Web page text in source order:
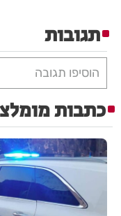
תגובות
הוסיפו תגובה
כתבות